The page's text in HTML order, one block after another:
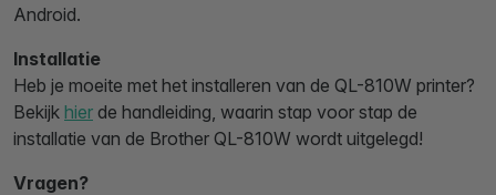
Android.
Installatie
Heb je moeite met het installeren van de QL-810W printer?
Bekijk hier de handleiding, waarin stap voor stap de
installatie van de Brother QL-810W wordt uitgelegd!
Vragen?